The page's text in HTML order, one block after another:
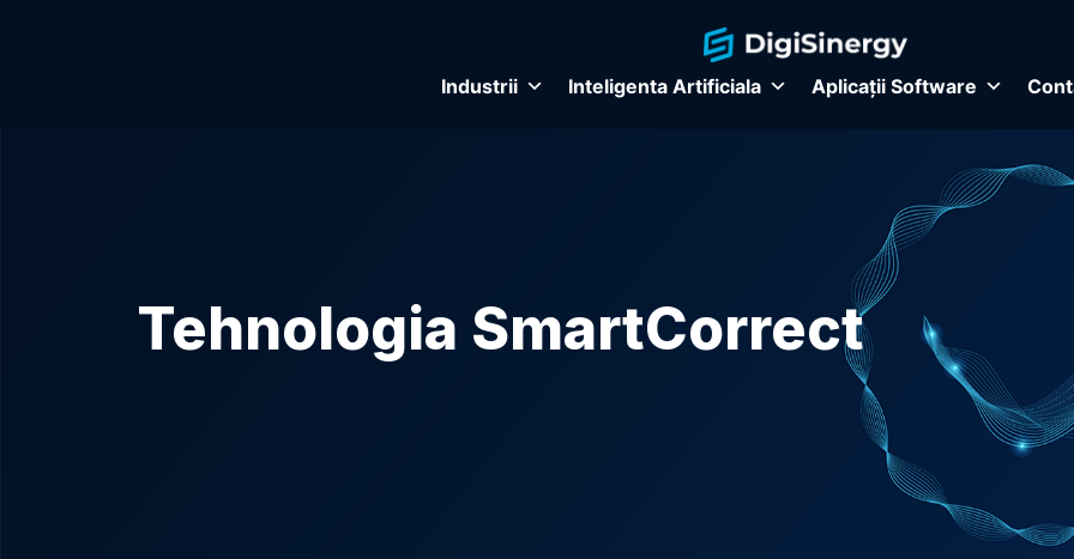
Industrii Inteligenta Artificiala Aplicații Software
Tehnologia SmartCorrect